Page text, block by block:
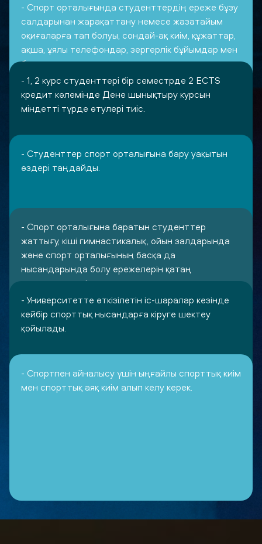
- Спорт орталығында студенттердің ереже бұзу
салдарынан жарақаттану немесе жазатайым
оқиғаларға тап болуы, сондай-ақ киім, құжаттар,
ақша, ұялы телефондар, зергерлік бұйымдар мен
басқа да құнды заттар қараусыз қалып, жоғалған
жағдайларда әкімшілік жауап бермейді.
- 1, 2 курс студенттері бір семестрде 2 ECTS
кредит көлемінде Дене шынықтыру курсын
міндетті түрде өтулері тиіс.
- Студенттер спорт орталығына бару уақытын
өздері таңдайды.
- Спорт орталығына баратын студенттер
жаттығу, кіші гимнастикалық, ойын залдарында
және спорт орталығының басқа да
нысандарында болу ережелерін қатаң
сақтаулары тиіс.
- Университетте өткізілетін іс-шаралар кезінде
кейбір спорттық нысандарға кіруге шектеу
қойылады.
- Спортпен айналысу үшін ыңғайлы спорттық киім
мен спорттық аяқ киім алып келу керек.